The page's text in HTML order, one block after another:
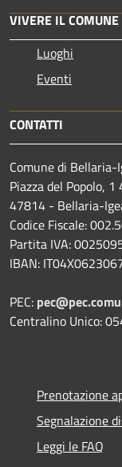
VIVERE IL COMUNE
Luoghi
Eventi
CONTATTI
Comune di Bellaria-
Piazza del Popolo,
47814 - Bellaria-
Codice Fiscale:
Partita IVA:
IBAN:
PEC:
Centralino Unico:
Prenotazione
Segnalazione
Leggi le FAQ